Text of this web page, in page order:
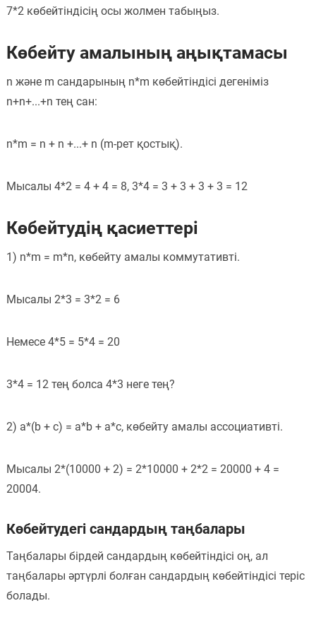
7*2 көбейтіндісің осы жолмен табыңыз.
Көбейту амалының аңықтамасы
n және m сандарының n*m көбейтіндісі дегеніміз
n+n+...+n тең сан:
n*m = n + n +...+ n (m-рет қостық).
Мысалы 4*2 = 4 + 4 = 8, 3*4 = 3 + 3 + 3 + 3 = 12
Көбейтудің қасиеттері
1) n*m = m*n, көбейту амалы коммутативті.
Мысалы 2*3 = 3*2 = 6
Немесе 4*5 = 5*4 = 20
3*4 = 12 тең болса 4*3 неге тең?
2) a*(b + c) = a*b + a*c, көбейту амалы ассоциативті.
Мысалы 2*(10000 + 2) = 2*10000 + 2*2 = 20000 + 4 =
20004.
Көбейтудегі сандардың таңбалары
Таңбалары бірдей сандардың көбейтіндісі оң, ал
таңбалары әртүрлі болған сандардың көбейтіндісі теріс
болады.